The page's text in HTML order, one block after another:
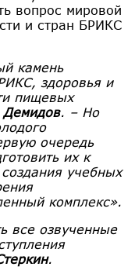
вопрос мировой
и стран БРИКС
камень
здоровья и
пищевых
. – Но
очередь
их к
учебных
комплекс».
все озвученные
.